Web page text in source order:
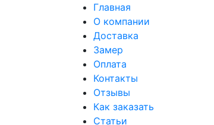
Главная
О компании
Доставка
Замер
Оплата
Контакты
Отзывы
Как заказать
Статьи